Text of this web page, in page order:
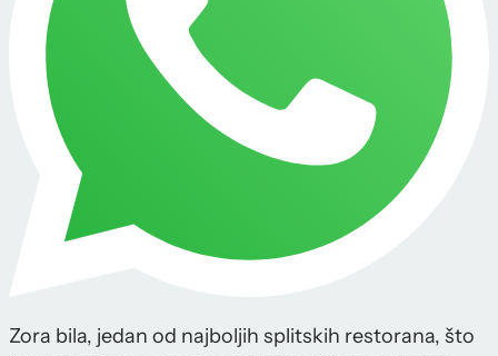
Zora bila, jedan od najboljih splitskih restorana, što